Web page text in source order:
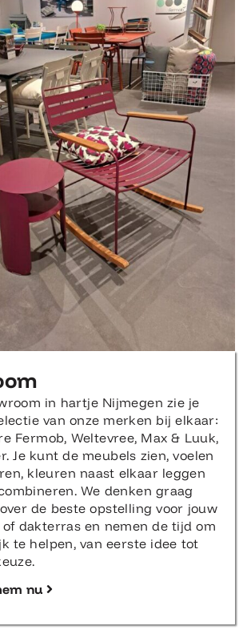
in hartje Nijmegen zie je
van onze merken bij elkaar:
Fermob, Weltevree, Max & Luuk,
Je kunt de meubels zien, voelen
kleuren naast elkaar leggen
We denken graag
de beste opstelling voor jouw
dakterras en nemen de tijd om
te helpen, van eerste idee tot
nu